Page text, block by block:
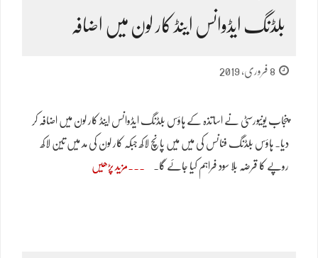
بلڈنگ ایڈوانس اینڈ کار لون میں اضافہ
8 فروری, 2019
پنجاب یونیورسٹی نے اساتذہ کے ہاؤس بلڈنگ ایڈوانس اینڈ کار لون میں اضافہ کر
دیا۔ ہاؤس بلڈنگ فنانس کی میں میں پانچ لاکھ جبکہ کار لون کی مد میں تین لاکھ
روپے کا قرضہ بلا سود فراہم کیا جائے گا۔ مزید پڑھیں